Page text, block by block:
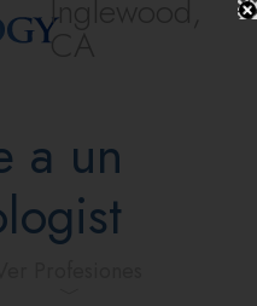
Inglewood,
CA
a un